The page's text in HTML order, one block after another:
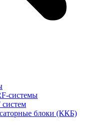
cистемы
блоки (ККБ)